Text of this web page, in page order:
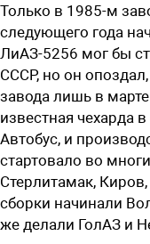
Только в 1985-м
следующего года
ЛиАЗ-5256 мог бы
СССР, но он
завода лишь в
известная чехарда
Автобус, и
стартовало во
Стерлитамак,
сборки начинали
же делали ГолАЗ и